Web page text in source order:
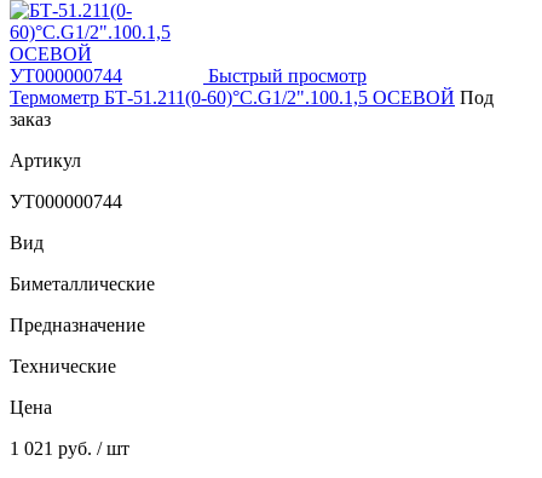
Быстрый просмотр
Термометр БТ-51.211(0-60)°С.G1/2".100.1,5 ОСЕВОЙ Под
заказ
Артикул
УТ000000744
Вид
Биметаллические
Предназначение
Технические
Цена
1 021 руб. / шт